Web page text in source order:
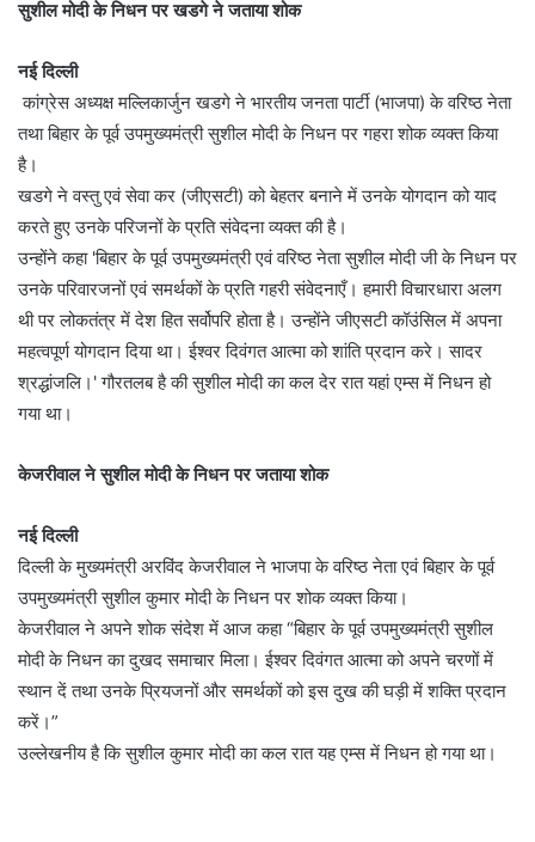
सुशील मोदी के निधन पर खडगे ने जताया शोक
नई दिल्ली
कांग्रेस अध्यक्ष मल्लिकार्जुन खडगे ने भारतीय जनता पार्टी (भाजपा) के वरिष्ठ नेता
तथा बिहार के पूर्व उपमुख्यमंत्री सुशील मोदी के निधन पर गहरा शोक व्यक्त किया
है।
खडगे ने वस्तु एवं सेवा कर (जीएसटी) को बेहतर बनाने में उनके योगदान को याद
करते हुए उनके परिजनों के प्रति संवेदना व्यक्त की है।
उन्होंने कहा 'बिहार के पूर्व उपमुख्यमंत्री एवं वरिष्ठ नेता सुशील मोदी जी के निधन पर
उनके परिवारजनों एवं समर्थकों के प्रति गहरी संवेदनाएँ। हमारी विचारधारा अलग
थी पर लोकतंत्र में देश हित सर्वोपरि होता है। उन्होंने जीएसटी कॉउंसिल में अपना
महत्वपूर्ण योगदान दिया था। ईश्वर दिवंगत आत्मा को शांति प्रदान करे। सादर
श्रद्धांजलि।' गौरतलब है की सुशील मोदी का कल देर रात यहां एम्स में निधन हो
गया था।
केजरीवाल ने सुशील मोदी के निधन पर जताया शोक
नई दिल्ली
दिल्ली के मुख्यमंत्री अरविंद केजरीवाल ने भाजपा के वरिष्ठ नेता एवं बिहार के पूर्व
उपमुख्यमंत्री सुशील कुमार मोदी के निधन पर शोक व्यक्त किया।
केजरीवाल ने अपने शोक संदेश में आज कहा “बिहार के पूर्व उपमुख्यमंत्री सुशील
मोदी के निधन का दुखद समाचार मिला। ईश्वर दिवंगत आत्मा को अपने चरणों में
स्थान दें तथा उनके प्रियजनों और समर्थकों को इस दुख की घड़ी में शक्ति प्रदान
करें।”
उल्लेखनीय है कि सुशील कुमार मोदी का कल रात यह एम्स में निधन हो गया था।